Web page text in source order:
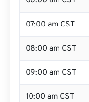
07:00 am CST
08:00 am CST
09:00 am CST
10:00 am CST